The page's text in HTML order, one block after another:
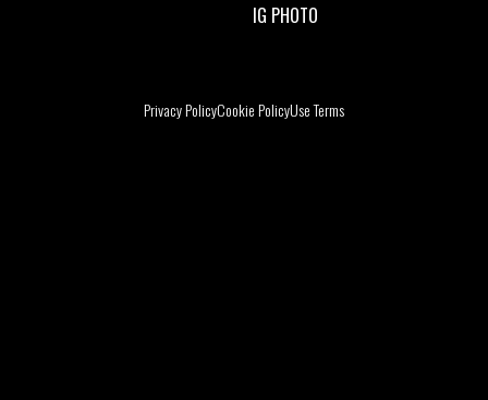
IG PHOTO
Privacy PolicyCookie PolicyUse Terms